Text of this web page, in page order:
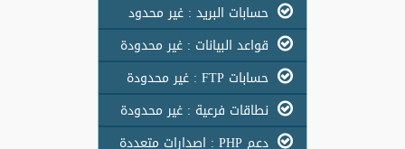
حسابات البريد : غير محدود
قواعد البيانات : غير محدودة
حسابات FTP : غير محدودة
نطاقات فرعية : غير محدودة
دعم PHP : اصدارات متعددة